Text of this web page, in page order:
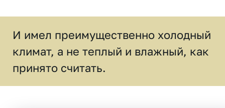
И имел преимущественно холодный
климат, а не теплый и влажный, как
принято считать.